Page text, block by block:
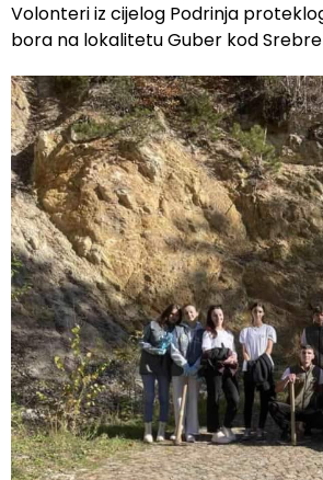
Volonteri iz cijelog Podrinja
bora na lokalitetu Guber kod